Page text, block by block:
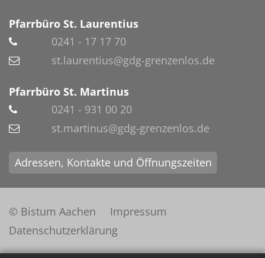
Pfarrbüro St. Laurentius
0241 - 17 17 70
st.laurentius@gdg-grenzenlos.de
Pfarrbüro St. Martinus
0241 - 931 00 20
st.martinus@gdg-grenzenlos.de
Adressen, Kontakte und Öffnungszeiten
© Bistum Aachen
Impressum
Datenschutzerklärung